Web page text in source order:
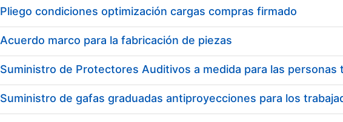
Mostrar/Ocultar
Pliego condiciones optimización cargas compras firmado
Acuerdo marco para la fabricación de piezas